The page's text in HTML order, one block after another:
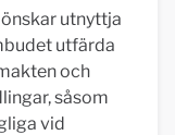
utnyttja
utfärda
och
såsom
vid